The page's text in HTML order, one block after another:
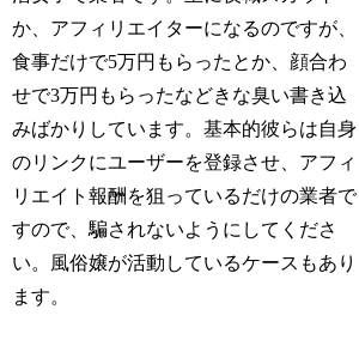
か、アフィリエイターになるのですが、
食事だけで5万円もらったとか、顔合わ
せで3万円もらったなどきな臭い書き込
みばかりしています。基本的彼らは自身
のリンクにユーザーを登録させ、アフィ
リエイト報酬を狙っているだけの業者で
すので、騙されないようにしてくださ
い。風俗嬢が活動しているケースもあり
ます。